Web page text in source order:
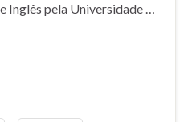
Inglês pela Universidade …